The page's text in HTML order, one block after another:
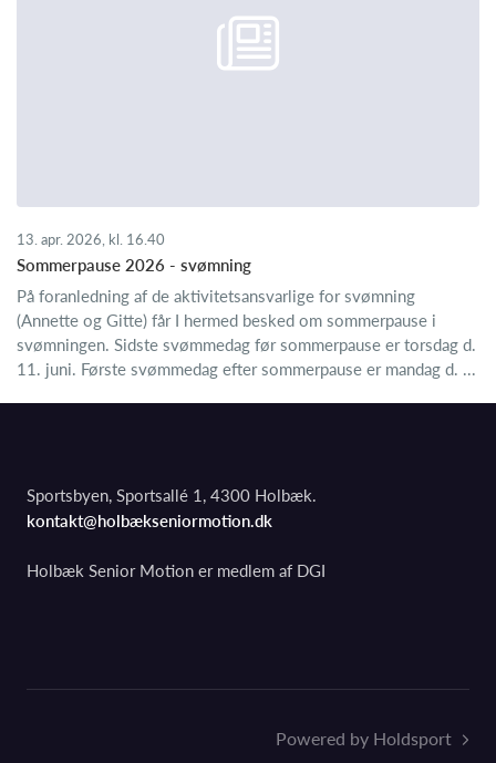
13. apr. 2026, kl. 16.40
Sommerpause 2026 - svømning
På foranledning af de aktivitetsansvarlige for svømning
(Annette og Gitte) får I hermed besked om sommerpause i
svømningen. Sidste svømmedag før sommerpause er torsdag d.
11. juni. Første svømmedag efter sommerpause er mandag d. ...
Sportsbyen, Sportsallé 1, 4300 Holbæk.
kontakt@holbækseniormotion.dk
Holbæk Senior Motion er medlem af DGI
Powered by Holdsport